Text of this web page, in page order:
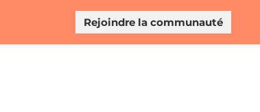
Rejoindre la communauté